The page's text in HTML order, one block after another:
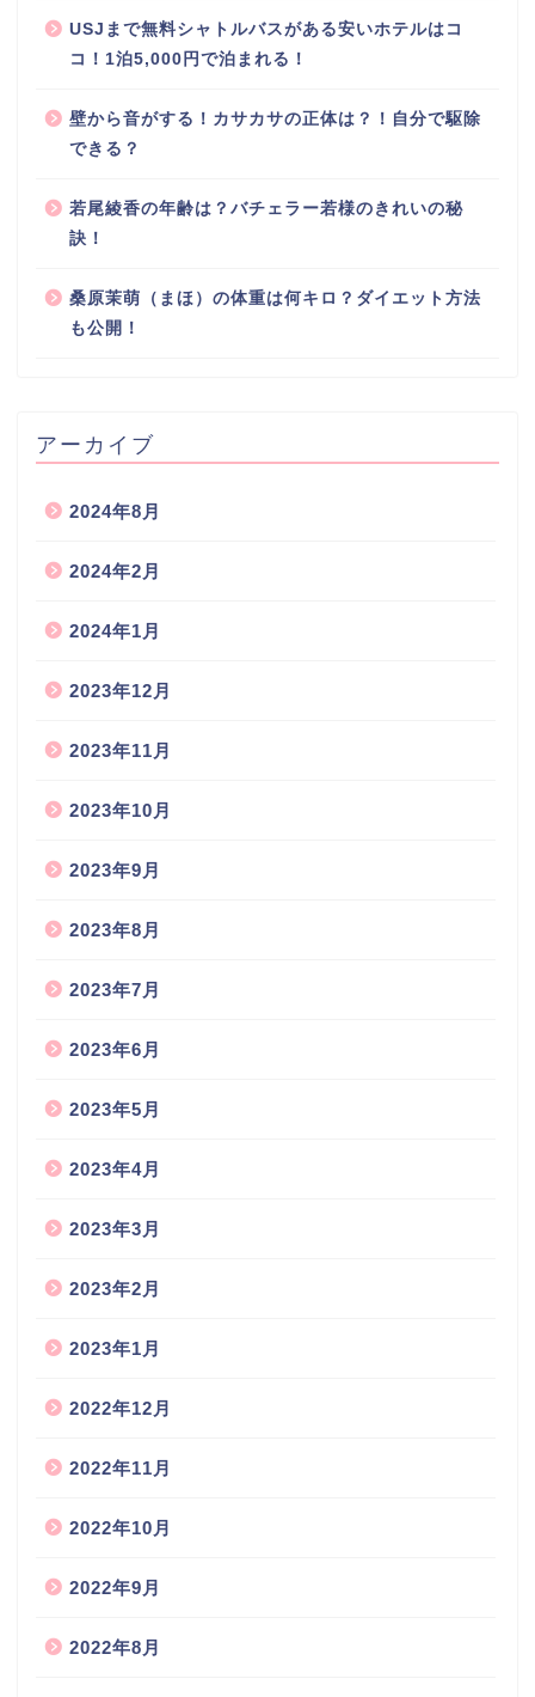
USJまで無料シャトルバスがある安いホテルはコ
コ！1泊5,000円で泊まれる！
壁から音がする！カサカサの正体は？！自分で駆除
できる？
若尾綾香の年齢は？バチェラー若様のきれいの秘
訣！
桑原茉萌（まほ）の体重は何キロ？ダイエット方法
も公開！
アーカイブ
2024年8月
2024年2月
2024年1月
2023年12月
2023年11月
2023年10月
2023年9月
2023年8月
2023年7月
2023年6月
2023年5月
2023年4月
2023年3月
2023年2月
2023年1月
2022年12月
2022年11月
2022年10月
2022年9月
2022年8月